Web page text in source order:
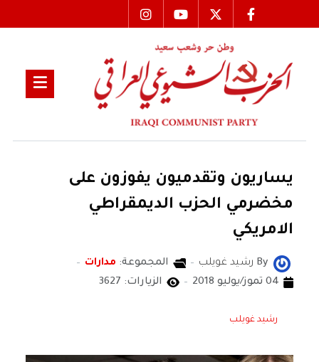
يساريون وتقدميون يفوزون على
مخضرمي الحزب الديمقراطي
الامريكي
By رشيد غويلب المجموعة: مدارات
04 تموز/يوليو 2018
الزيارات: 3627
رشيد غويلب